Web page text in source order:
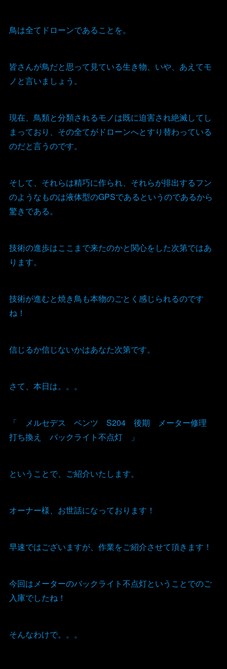
鳥は全てドローンであることを。
皆さんが鳥だと思って見ている生き物、いや、あえてモ
ノと言いましょう。
現在、鳥類と分類されるモノは既に迫害され絶滅してし
まっており、その全てがドローンへとすり替わっている
のだと言うのです。
そして、それらは精巧に作られ、それらが排出するフン
のようなものは液体型のGPSであるというのであるから
驚きである。
技術の進歩はここまで来たのかと関心をした次第ではあ
ります。
技術が進むと焼き鳥も本物のごとく感じられるのです
ね！
信じるか信じないかはあなた次第です。
さて、本日は。。。
「 メルセデス ベンツ S204 後期 メーター修理
打ち換え バックライト不点灯 」
ということで、ご紹介いたします。
オーナー様、お世話になっております！
早速ではございますが、作業をご紹介させて頂きます！
今回はメーターのバックライト不点灯ということでのご
入庫でしたね！
そんなわけで。。。